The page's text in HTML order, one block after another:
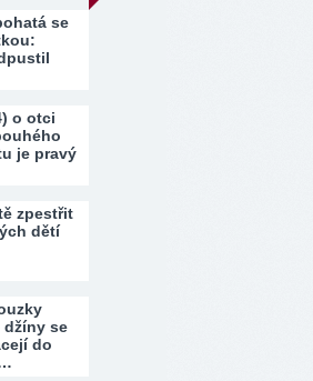
se
o otci
je pravý
zpestřit
dětí
džíny se
do